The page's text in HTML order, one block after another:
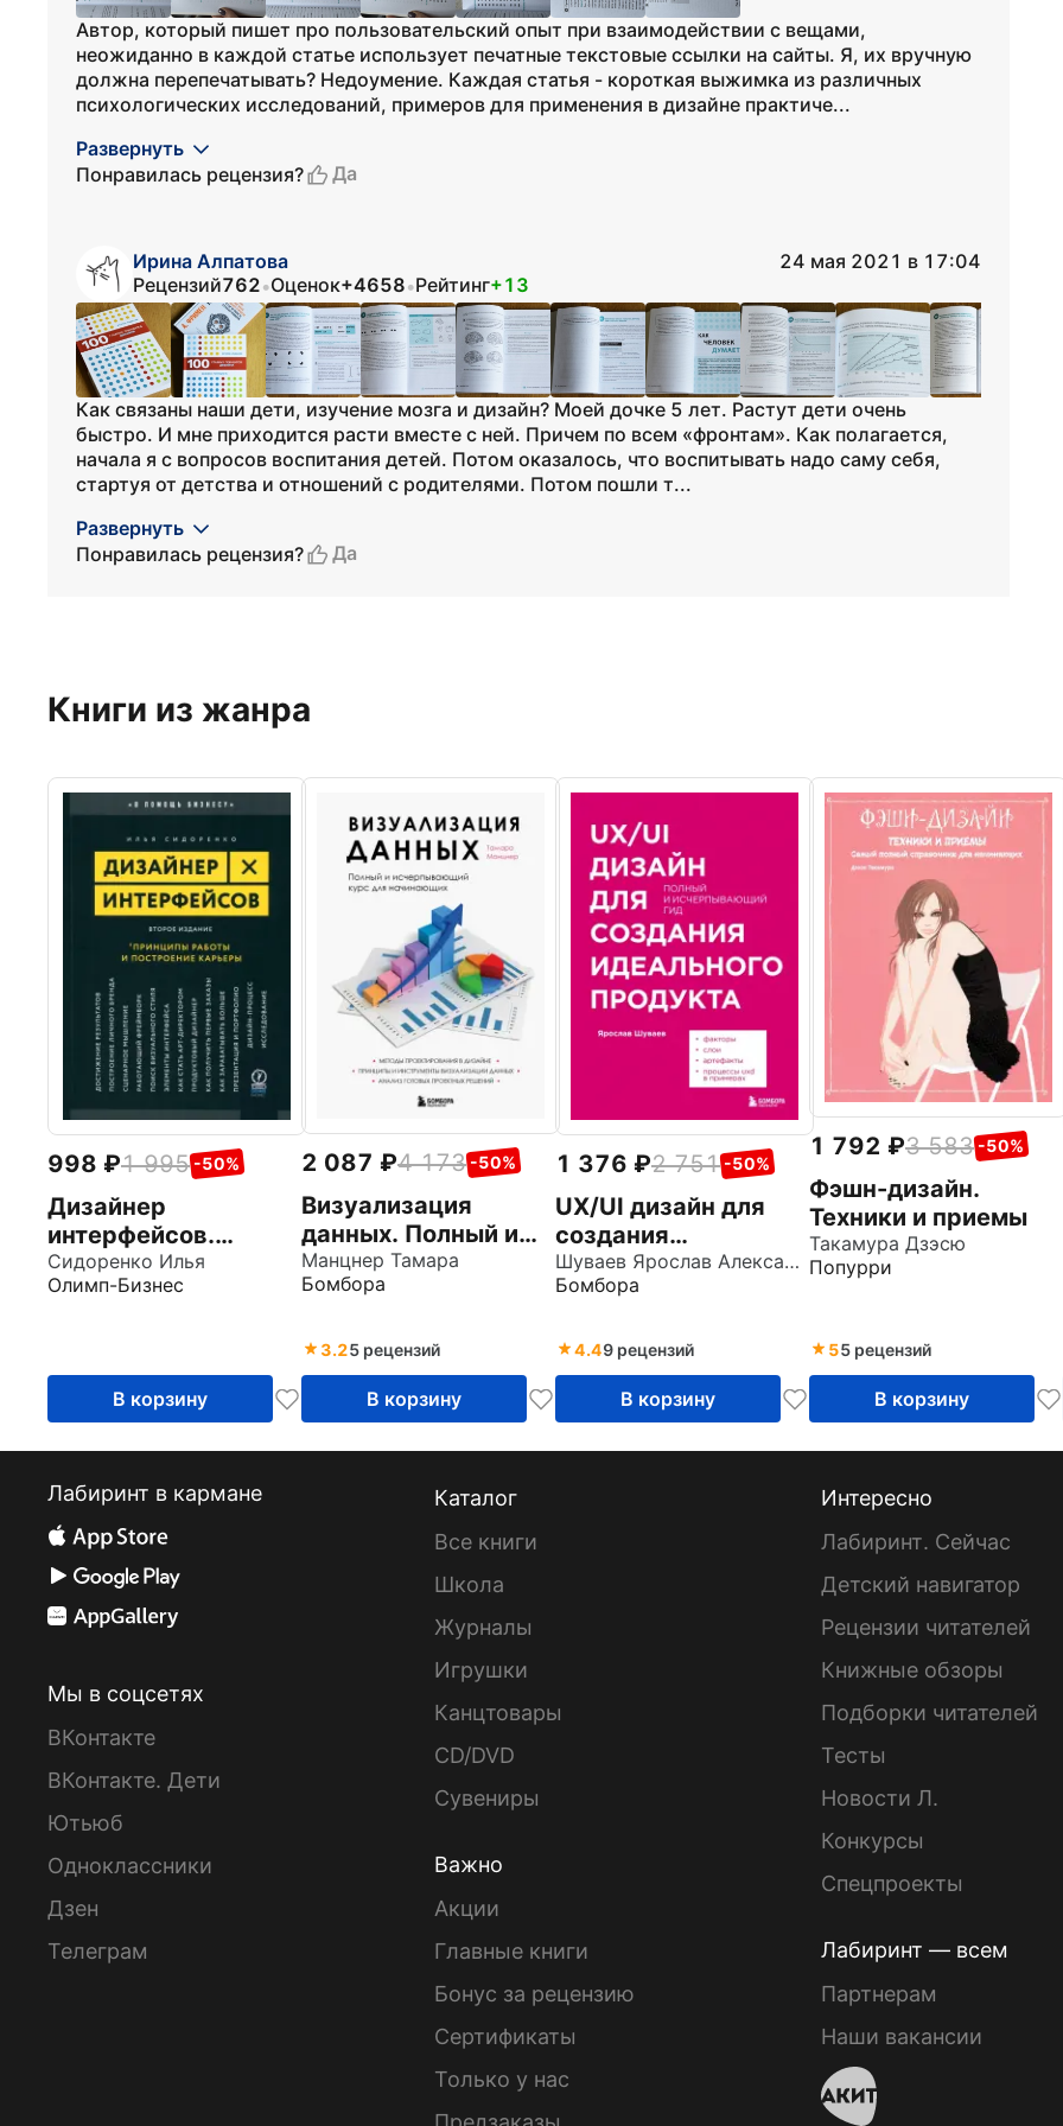
Автор, который пишет про пользовательский опыт при взаимодействии с вещами,
неожиданно в каждой статье использует печатные текстовые ссылки на сайты. Я, их вручную
должна перепечатывать? Недоумение. Каждая статья - короткая выжимка из различных
психологических исследований, примеров для применения в дизайне практиче...
Развернуть
Понравилась рецензия?
Да
Ирина Алпатова
24 мая 2021 в 17:04
Рецензий762•Оценок+4658•Рейтинг+13
Как связаны наши дети, изучение мозга и дизайн? Моей дочке 5 лет. Растут дети очень
быстро. И мне приходится расти вместе с ней. Причем по всем «фронтам». Как полагается,
начала я с вопросов воспитания детей. Потом оказалось, что воспитывать надо саму себя,
стартуя от детства и отношений с родителями. Потом пошли т...
Развернуть
Понравилась рецензия?
Да
Книги из жанра
998 1 995 -50%
Дизайнер
интерфейсов.
Принципы работы и
построение
Сидоренко Илья
Олимп-Бизнес
В корзину
2 087 4 173 -50%
Визуализация
данных. Полный и
исчерпывающий
курс для
Манцнер Тамара
Бомбора
3.25 рецензий
В корзину
1 376 2 751 -50%
UX/UI дизайн для
создания
идеального
продукта. Полный и
Шуваев Ярослав Александрович
Бомбора
4.49 рецензий
В корзину
1 792 3 583 -50%
Фэшн-дизайн.
Техники и приемы
Такамура Дзэсю
Попурри
55 рецензий
В корзину
Лабиринт в кармане
Мы в соцсетях
ВКонтакте
ВКонтакте. Дети
Ютьюб
Одноклассники
Дзен
Телеграм
Каталог
Все книги
Школа
Журналы
Игрушки
Канцтовары
CD/DVD
Сувениры
Важно
Акции
Главные книги
Бонус за рецензию
Сертификаты
Только у нас
Интересно
Лабиринт. Сейчас
Детский навигатор
Рецензии читателей
Книжные обзоры
Подборки читателей
Тесты
Новости Л.
Конкурсы
Спецпроекты
Лабиринт — всем
Партнерам
Наши вакансии